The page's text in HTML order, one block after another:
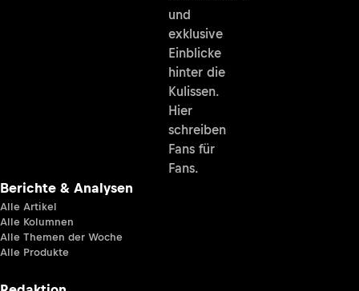
und
exklusive
Einblicke
hinter die
Kulissen.
Hier
schreiben
Fans für
Fans.
Berichte & Analysen
Alle Artikel
Alle Kolumnen
Alle Themen der Woche
Alle Produkte